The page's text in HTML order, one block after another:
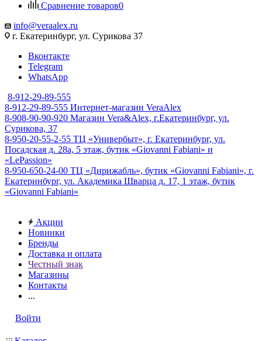
Сравнение товаров0
info@veraalex.ru
г. Екатеринбург, ул. Сурикова 37
Вконтакте
Telegram
WhatsApp
8-912-29-89-555
8-912-29-89-555 Интернет-магазин VeraAlex
8-908-90-90-920 Магазин Vera&Alex, г.Екатеринбург, ул.
Сурикова, 37
8-950-20-55-2-55 ТЦ «Универбыт», г. Екатеринбург, ул.
Посадская д. 28а, 5 этаж, бутик «Giovanni Fabiani» и
«LePassion»
8-950-650-24-00 ТЦ «Дирижабль», бутик «Giovanni Fabiani», г.
Екатеринбург, ул. Академика Шварца д. 17, 1 этаж, бутик
«Giovanni Fabiani»
Акции
Новинки
Бренды
Доставка и оплата
Честный знак
Магазины
Контакты
...
Войти